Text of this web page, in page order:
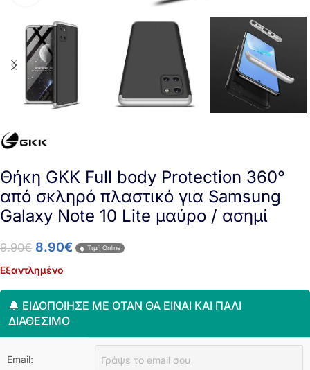
Θήκη GKK Full body Protection 360°
από σκληρό πλαστικό για Samsung
Galaxy Note 10 Lite μαύρο / ασημί
9.90€ 8.90€ Τιμή Online
Εξαντλημένο
🔔 ΕΙΔΟΠΟΊΗΣΈ ΜΕ ΌΤΑΝ ΘΑ ΕΊΝΑΙ ΚΑΙ ΠΆΛΙ
ΔΙΑΘΈΣΙΜΟ
Email: